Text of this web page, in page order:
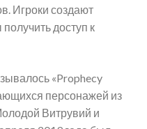
Игроки создают
доступ к
«Prophecy
персонажей из
Витрувий и